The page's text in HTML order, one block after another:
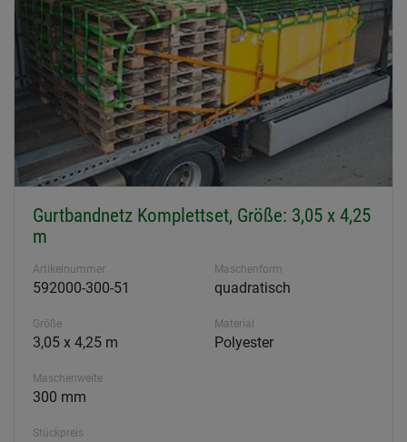
Gurtbandnetz Komplettset, Größe: 3,05 x 4,25
m
Artikelnummer
592000-300-51
Maschenform
quadratisch
Größe
3,05 x 4,25 m
Material
Polyester
Maschenweite
300 mm
Stückpreis